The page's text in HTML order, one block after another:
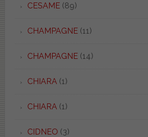
CESAME(89)
CHAMPAGNE(11)
CHAMPAGNE(14)
CHIARA (1)
CHIARA (1)
CIDNEO (3)